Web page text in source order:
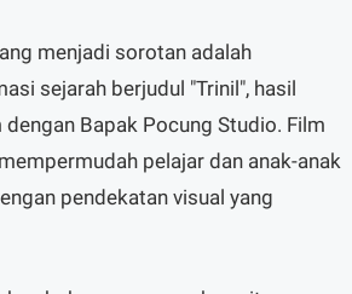
menjadi sorotan adalah
sejarah berjudul "Trinil", hasil
Bapak Pocung Studio. Film
pelajar dan anak-anak
pendekatan visual yang